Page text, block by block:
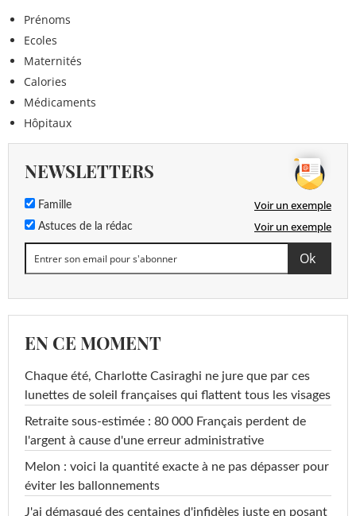
Prénoms
Ecoles
Maternités
Calories
Médicaments
Hôpitaux
NEWSLETTERS
Famille Voir un exemple
Astuces de la rédac Voir un exemple
EN CE MOMENT
Chaque été, Charlotte Casiraghi ne jure que par ces
lunettes de soleil françaises qui flattent tous les visages
Retraite sous-estimée : 80 000 Français perdent de
l'argent à cause d'une erreur administrative
Melon : voici la quantité exacte à ne pas dépasser pour
éviter les ballonnements
J'ai démasqué des centaines d'infidèles juste en posant